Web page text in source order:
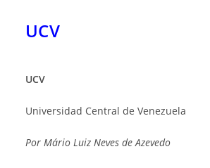
UCV
UCV
Universidad Central de Venezuela
Por Mário Luiz Neves de Azevedo